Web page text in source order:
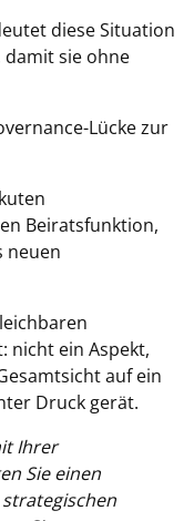
diese Situation
damit sie ohne
Lücke zur
Beiratsfunktion,
neuen
nicht ein Aspekt,
auf ein
Druck gerät.
Ihrer
Sie einen